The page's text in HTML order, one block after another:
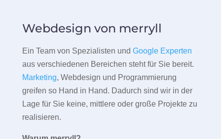
Webdesign von merryll
Ein Team von Spezialisten und Google Experten
aus verschiedenen Bereichen steht für Sie bereit.
Marketing, Webdesign und Programmierung
greifen so Hand in Hand. Dadurch sind wir in der
Lage für Sie keine, mittlere oder große Projekte zu
realisieren.